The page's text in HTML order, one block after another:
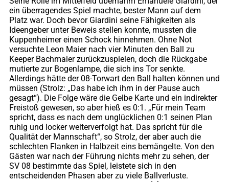
ein überragendes Spiel machte, bester Mann auf dem
Platz war. Doch bevor Giardini seine Fähigkeiten als
Ideengeber unter Beweis stellen konnte, mussten die
Kuppenheimer einen Schock hinnehmen. Ohne Not
versuchte Leon Maier nach vier Minuten den Ball zu
Keeper Bachmaier zurückzuspielen, doch die Rückgabe
mutierte zur Bogenlampe, die sich ins Tor senkte.
Allerdings hätte der 08-Torwart den Ball halten können und
müssen (Strolz: „Das habe ich ihm in der Pause auch
gesagt“). Die Folge wäre die Gelbe Karte und ein indirekter
Freistoß gewesen, so aber hieß es 0:1. „Für mein Team
spricht, dass es nach dem unglücklichen 0:1 seinen Plan
ruhig und locker weiterverfolgt hat. Das spricht für die
Qualität der Mannschaft“, so Strolz, der aber auch die
schlechten Flanken in Halbzeit eins bemängelte. Von den
Gästen war nach der Führung nichts mehr zu sehen, der
SV 08 bestimmte das Spiel, leistete sich in den
entscheidenden Phasen aber zu viele Ballverluste.